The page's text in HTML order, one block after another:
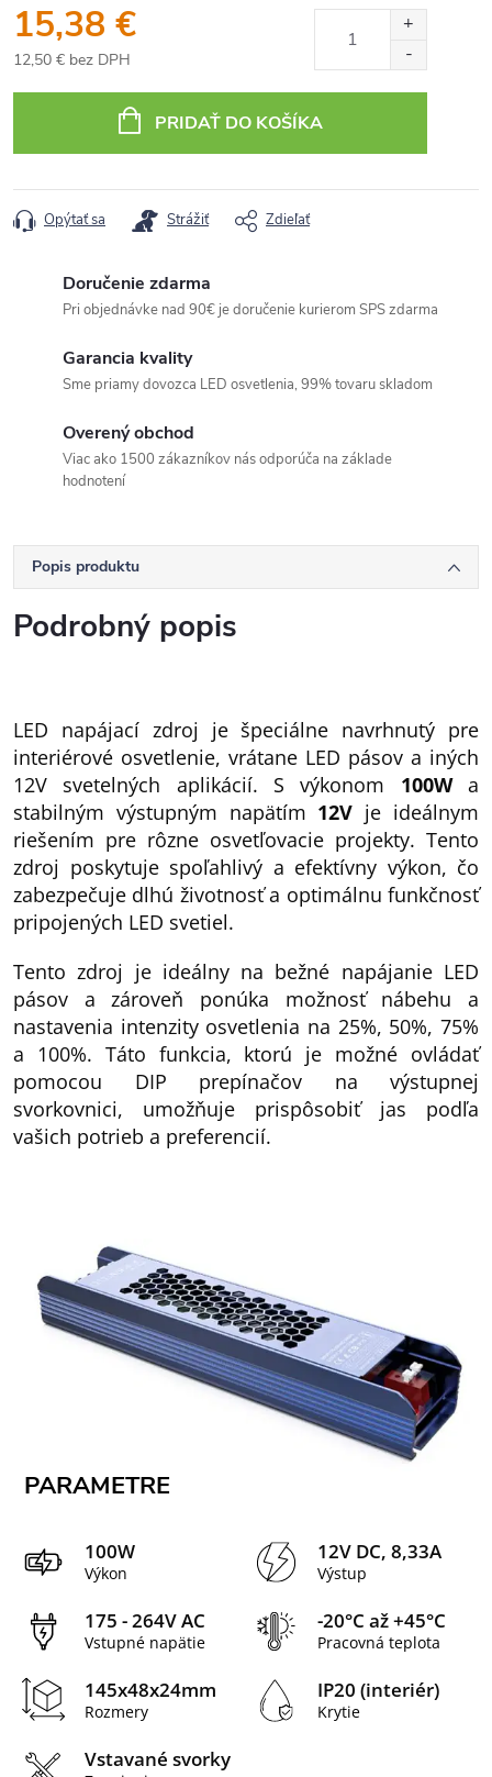
15,38 €
12,50 € bez DPH
cena:
PRIDAŤ DO KOŠÍKA
Opýtať sa Strážiť Zdieľať
Doručenie zdarma
Pri objednávke nad 90€ je doručenie kurierom SPS zdarma
Garancia kvality
Sme priamy dovozca LED osvetlenia, 99% tovaru skladom
Overený obchod
Viac ako 1500 zákazníkov nás odporúča na základe
hodnotení
Popis produktu
Podrobný popis
LED napájací zdroj je špeciálne navrhnutý pre
interiérové osvetlenie, vrátane LED pásov a iných
12V svetelných aplikácií. S výkonom 100Wa
stabilným výstupným napätím 12V je ideálnym
riešením pre rôzne osvetľovacie projekty. Tento
zdroj poskytuje spoľahlivý a efektívny výkon, čo
zabezpečuje dlhú životnosť a optimálnu funkčnosť
pripojených LED svetiel.
Tento zdroj je ideálny na bežné napájanie LED
pásov a zároveň ponúka možnosť nábehu a
nastavenia intenzity osvetlenia na 25%, 50%, 75%
a 100%. Táto funkcia, ktorú je možné ovládať
pomocou DIP prepínačov na výstupnej
svorkovnici, umožňuje prispôsobiť jas podľa
vašich potrieb a preferencií.
PARAMETRE
100W
Výkon
12V DC, 8,33A
Výstup
175 - 264V AC
Vstupné napätie
-20°C až +45°C
Pracovná teplota
145x48x24mm
Rozmery
IP20 (interiér)
Krytie
Vstavané svorky